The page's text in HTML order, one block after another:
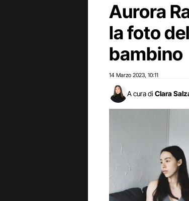
Aurora
la foto
bambino
14 Marzo 2023 10:11
A cura di Clara